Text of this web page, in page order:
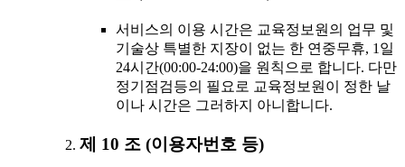
서비스의 이용 시간은 교육정보원의 업무 및
기술상 특별한 지장이 없는 한 연중무휴, 1일
24시간(00:00-24:00)을 원칙으로 합니다. 다만
정기점검등의 필요로 교육정보원이 정한 날
이나 시간은 그러하지 아니합니다.
제 10 조 (이용자번호 등)